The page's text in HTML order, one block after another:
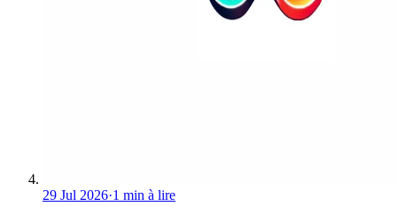
29 Jul 2026·1 min à lire